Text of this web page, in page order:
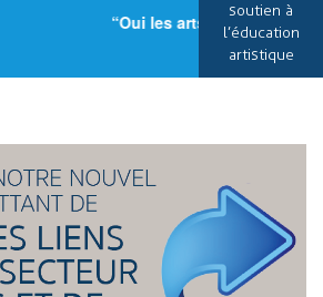
“Oui les arts sont
soutien à
l’éducation
artistique